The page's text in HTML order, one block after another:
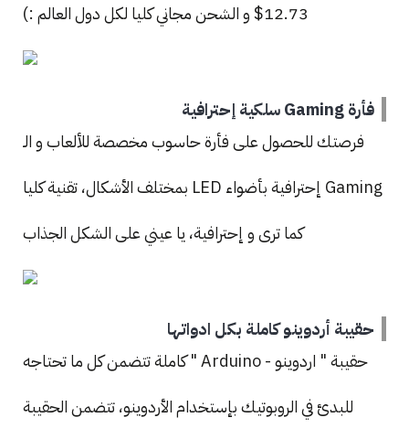
12.73$ و الشحن مجاني كليا لكل دول العالم :)
فأرة Gaming سلكية إحترافية
فرصتك للحصول على فأرة حاسوب مخصصة للألعاب و الـ
Gaming إحترافية بأضواء LED بمختلف الأشكال، تقنية كليا
كما ترى و إحترافية، يا عيني على الشكل الجذاب
حقيبة أردوينو كاملة بكل ادواتها
حقيبة " اردوينو - Arduino " كاملة تتضمن كل ما تحتاجه
للبدئ في الروبوتيك بإستخدام الأردوينو، تتضمن الحقيبة